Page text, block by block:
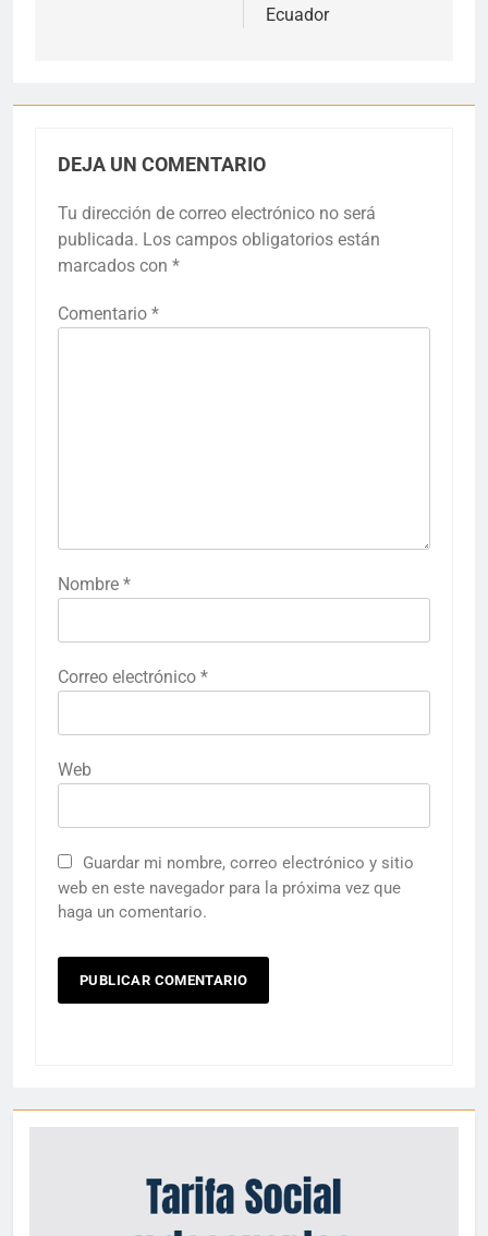
Ecuador
DEJA UN COMENTARIO
Tu dirección de correo electrónico no será
publicada. Los campos obligatorios están
marcados con *
Comentario *
Nombre *
Correo electrónico *
Web
Guardar mi nombre, correo electrónico y sitio
web en este navegador para la próxima vez que
haga un comentario.